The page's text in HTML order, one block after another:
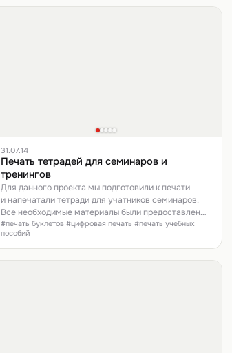
31.07.14
Печать тетрадей для семинаров и
тренингов
Для данного проекта мы подготовили к печати
и напечатали тетради для учатников семинаров.
Все необходимые материалы были предоставлены
заказчиком.
#печать буклетов #цифровая печать #печать учебных
пособий